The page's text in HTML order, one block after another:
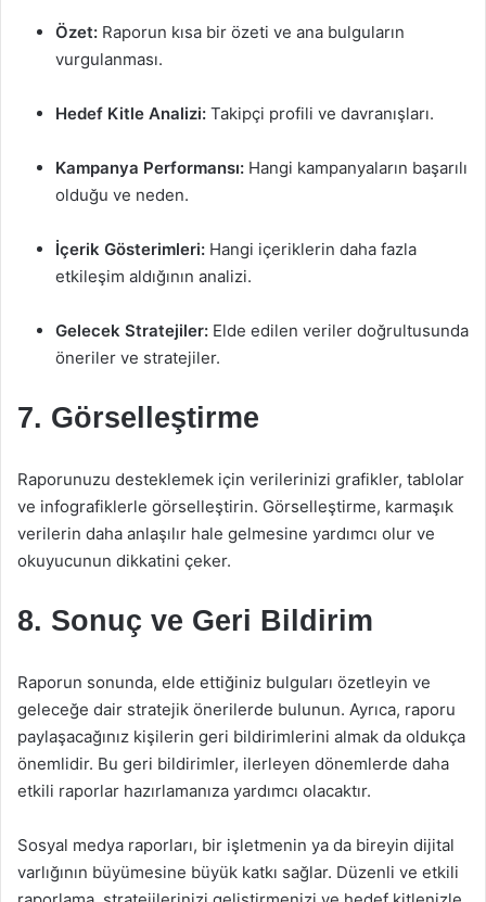
Özet: Raporun kısa bir özeti ve ana bulguların
vurgulanması.
Hedef Kitle Analizi: Takipçi profili ve davranışları.
Kampanya Performansı: Hangi kampanyaların başarılı
olduğu ve neden.
İçerik Gösterimleri: Hangi içeriklerin daha fazla
etkileşim aldığının analizi.
Gelecek Stratejiler: Elde edilen veriler doğrultusunda
öneriler ve stratejiler.
7. Görselleştirme
Raporunuzu desteklemek için verilerinizi grafikler, tablolar
ve infografiklerle görselleştirin. Görselleştirme, karmaşık
verilerin daha anlaşılır hale gelmesine yardımcı olur ve
okuyucunun dikkatini çeker.
8. Sonuç ve Geri Bildirim
Raporun sonunda, elde ettiğiniz bulguları özetleyin ve
geleceğe dair stratejik önerilerde bulunun. Ayrıca, raporu
paylaşacağınız kişilerin geri bildirimlerini almak da oldukça
önemlidir. Bu geri bildirimler, ilerleyen dönemlerde daha
etkili raporlar hazırlamanıza yardımcı olacaktır.
Sosyal medya raporları, bir işletmenin ya da bireyin dijital
varlığının büyümesine büyük katkı sağlar. Düzenli ve etkili